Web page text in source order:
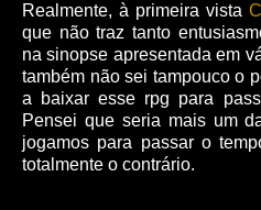
Realmente, à primeira vista
que não traz tanto
na sinopse apresentada em
também não sei tampouco o
a baixar esse rpg para
Pensei que seria mais um
jogamos para passar o
totalmente o contrário.